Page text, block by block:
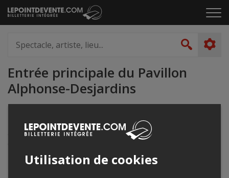
Passer
au
le
artiste,
lieu...
Entrée principale du Pavillon
Alphonse-Desjardins
arrêts d'autobus (à l'extérieur)
Québec, QC
Utilisation de cookies